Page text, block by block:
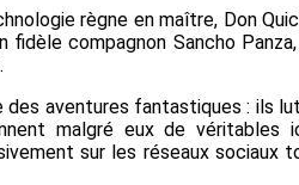
règne en maître, Don
fidèle compagnon Sancho
des aventures fantastiques : ils
malgré eux de véritables
sur les réseaux sociaux